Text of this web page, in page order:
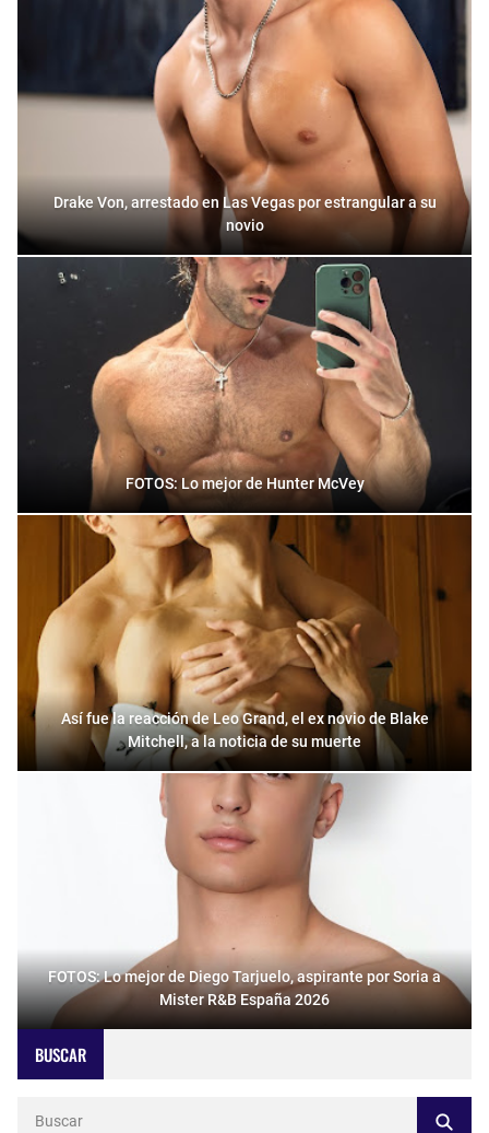
Drake Von, arrestado en Las Vegas por estrangular a su
novio
FOTOS: Lo mejor de Hunter McVey
Así fue la reacción de Leo Grand, el ex novio de Blake
Mitchell, a la noticia de su muerte
FOTOS: Lo mejor de Diego Tarjuelo, aspirante por Soria a
Mister R&B España 2026
BUSCAR